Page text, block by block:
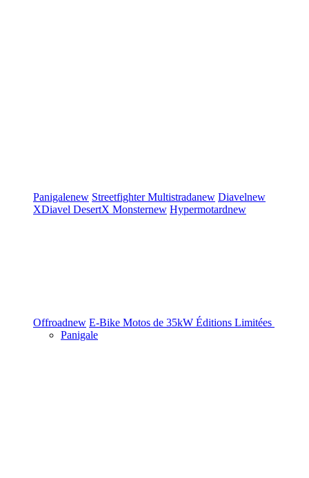
Panigalenew StreetfighterMultistradanew Diavelnew
XDiavel DesertX Monsternew Hypermotardnew
Offroadnew E-Bike Motos de 35kW Éditions Limitées
Panigale